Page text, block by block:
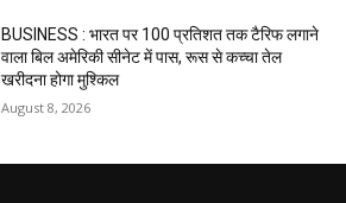
BUSINESS : भारत पर 100 प्रतिशत तक टैरिफ लगाने
वाला बिल अमेरिकी सीनेट में पास, रूस से कच्चा तेल
खरीदना होगा मुश्किल
August 8, 2026